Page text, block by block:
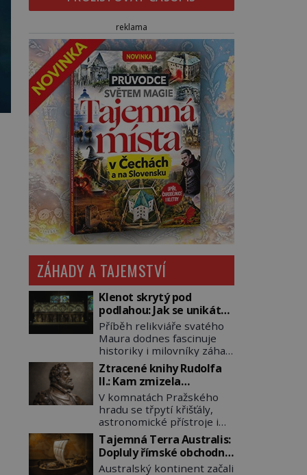
reklama
ZÁHADY A TAJEMSTVÍ
Klenot skrytý pod
podlahou: Jak se unikátní
románský poklad dostal
do zapadlého Bečova?
Příběh relikviáře svatého
Maura dodnes fascinuje
historiky i milovníky záhad
po celém světě. Tato
románská zlatnická
památka ze 13. století je
po českých korunovačních
klenotech druhým
nejcennějším movitým
majetkem v České
republice. Přestože byl
klenot v roce 1985 po
Ztracené knihy Rudolfa
II.: Kam zmizela
nejzáhadnější knihovna
Evropy?
V komnatách Pražského
hradu se třpytí křišťály,
astronomické přístroje i
podivné alchymistické
rukopisy. Císař Rudolf II.
shromažďuje vše, co
souvisí s tajemstvím
Tajemná Terra Australis:
Dopluly římské obchodní
lodě až do Austrálie?
Australský kontinent začali